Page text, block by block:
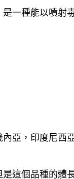
一種能以噴射
亞，印度尼西
這個品種的體